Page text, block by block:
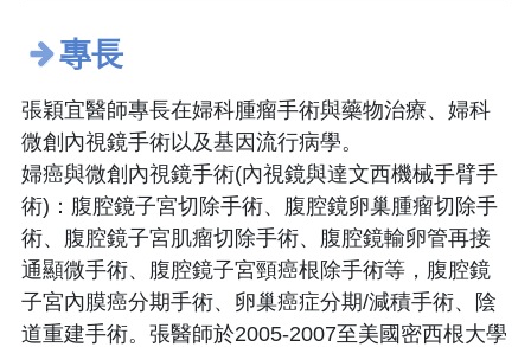
專長
張穎宜醫師專長在婦科腫瘤手術與藥物治療、婦科
微創內視鏡手術以及基因流行病學。
婦癌與微創內視鏡手術(內視鏡與達文西機械手臂手
術)：腹腔鏡子宮切除手術、腹腔鏡卵巢腫瘤切除手
術、腹腔鏡子宮肌瘤切除手術、腹腔鏡輸卵管再接
通顯微手術、腹腔鏡子宮頸癌根除手術等，腹腔鏡
子宮內膜癌分期手術、卵巢癌症分期/減積手術、陰
道重建手術。張醫師於2005-2007至美國密西根大學